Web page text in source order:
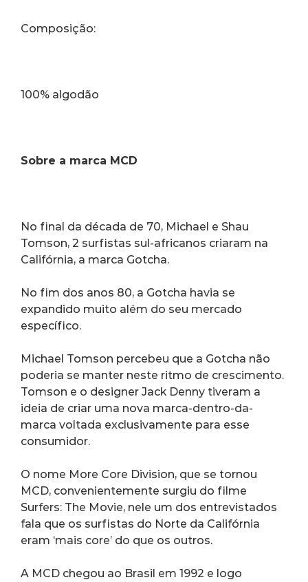
Composição:
100% algodão
Sobre a marca MCD
No final da década de 70, Michael e Shau
Tomson, 2 surfistas sul-africanos criaram na
Califórnia, a marca Gotcha.
No fim dos anos 80, a Gotcha havia se
expandido muito além do seu mercado
específico.
Michael Tomson percebeu que a Gotcha não
poderia se manter neste ritmo de crescimento.
Tomson e o designer Jack Denny tiveram a
ideia de criar uma nova marca-dentro-da-
marca voltada exclusivamente para esse
consumidor.
O nome More Core Division, que se tornou
MCD, convenientemente surgiu do filme
Surfers: The Movie, nele um dos entrevistados
fala que os surfistas do Norte da Califórnia
eram ‘mais core’ do que os outros.
A MCD chegou ao Brasil em 1992 e logo